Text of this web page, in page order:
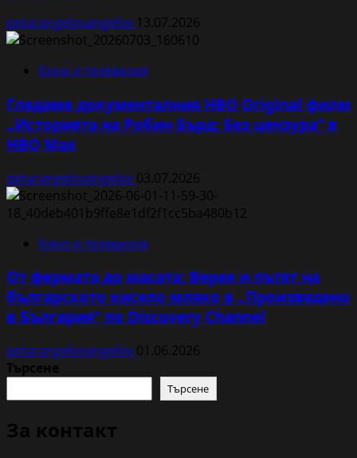
petarangelovangelov 13.07.2026
Кино и телевизия
Гледаме документалния HBO Original филм
„Историята на Робин Бърд: Без цензура“ в
HBO Max
petarangelovangelov 03.07.2026
Кино и телевизия
От фермата до масата: Верея и пътят на
българското кисело мляко в „Произведено
в България“ по Discovery Channel
petarangelovangelov 01.06.2026
Търсене
Търсене
За контакт